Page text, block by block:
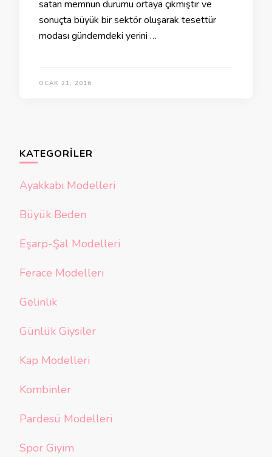
satan memnun durumu ortaya çıkmıştır ve
sonuçta büyük bir sektör oluşarak tesettür
modası gündemdeki yerini …
OCAK 21, 2016
KATEGORILER
Ayakkabı Modelleri
Büyük Beden
Eşarp-Şal Modelleri
Ferace Modelleri
Gelinlik
Günlük Giysiler
Kap Modelleri
Kombinler
Pardesü Modelleri
Spor Giyim